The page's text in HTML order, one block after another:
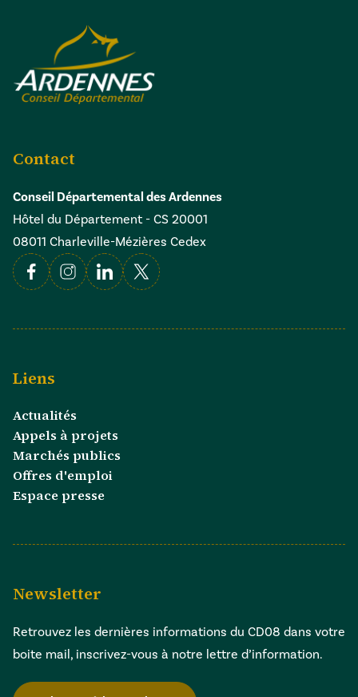
Contact
Conseil Départemental des Ardennes
Hôtel du Département - CS 20001
08011 Charleville-Mézières Cedex
FacebookInstagramLinkedin
X
Liens
Actualités
Appels à projets
Marchés publics
Offres d'emploi
Espace presse
Newsletter
Retrouvez les dernières informations du CD08 dans votre
boite mail, inscrivez-vous à notre lettre d’information.